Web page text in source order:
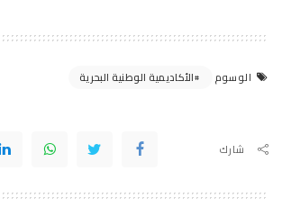
الوسوم الأكاديمية الوطنية البحرية
شارك